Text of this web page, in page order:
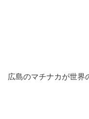
広島のマチナカが世